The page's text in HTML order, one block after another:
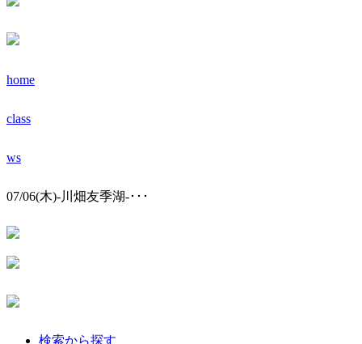
home
class
ws
07/06(木)-川畑友季湖-･･･
検索から探す